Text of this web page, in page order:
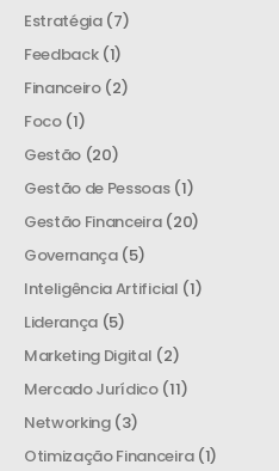
Estratégia(7)
Feedback(1)
Financeiro(2)
Foco(1)
Gestão (20)
Gestão de Pessoas(1)
Gestão Financeira(20)
Governança(5)
Inteligência Artificial (1)
Liderança (5)
Marketing Digital (2)
Mercado Jurídico(11)
Networking(3)
Otimização Financeira(1)